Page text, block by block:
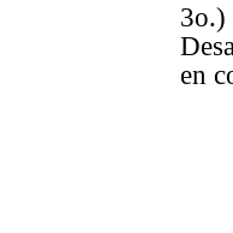
3o.)
en